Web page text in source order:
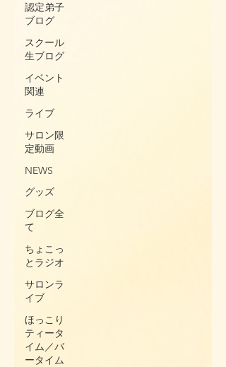
認定弟子
ブログ
スクール
生ブログ
イベント
関連
ライブ
サロン限
定動画
NEWS
グッズ
ブログ全
て
ちょこっ
とラジオ
サロンラ
イブ
ほっこり
ティータ
イム／バ
ータイム